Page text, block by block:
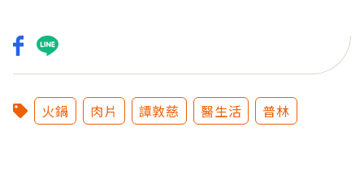
火鍋 肉片 譚敦慈 醫生活 普林